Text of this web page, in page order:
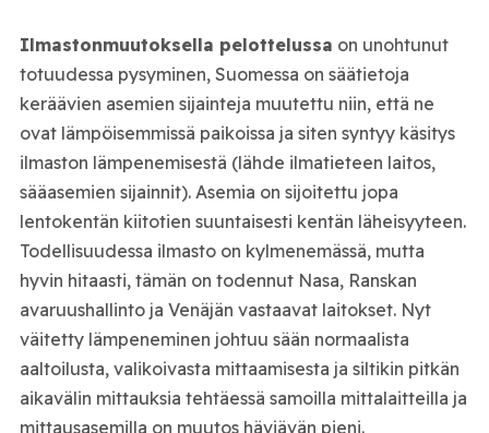
Ilmastonmuutoksella pelottelussa on unohtunut
totuudessa pysyminen, Suomessa on säätietoja
keräävien asemien sijainteja muutettu niin, että ne
ovat lämpöisemmissä paikoissa ja siten syntyy käsitys
ilmaston lämpenemisestä (lähde ilmatieteen laitos,
sääasemien sijainnit). Asemia on sijoitettu jopa
lentokentän kiitotien suuntaisesti kentän läheisyyteen.
Todellisuudessa ilmasto on kylmenemässä, mutta
hyvin hitaasti, tämän on todennut Nasa, Ranskan
avaruushallinto ja Venäjän vastaavat laitokset. Nyt
väitetty lämpeneminen johtuu sään normaalista
aaltoilusta, valikoivasta mittaamisesta ja siltikin pitkän
aikavälin mittauksia tehtäessä samoilla mittalaitteilla ja
mittausasemilla on muutos häviävän pieni.